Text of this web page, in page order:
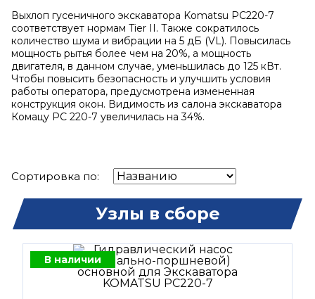
Выхлоп гусеничного экскаватора Komatsu PC220-7
соответствует нормам Tier II. Также сократилось
количество шума и вибрации на 5 дБ (VL). Повысилась
мощность рытья более чем на 20%, а мощность
двигателя, в данном случае, уменьшилась до 125 кВт.
Чтобы повысить безопасность и улучшить условия
работы оператора, предусмотрена измененная
конструкция окон. Видимость из салона экскаватора
Комацу PC 220-7 увеличилась на 34%.
Сортировка по:
Узлы в сборе
В наличии